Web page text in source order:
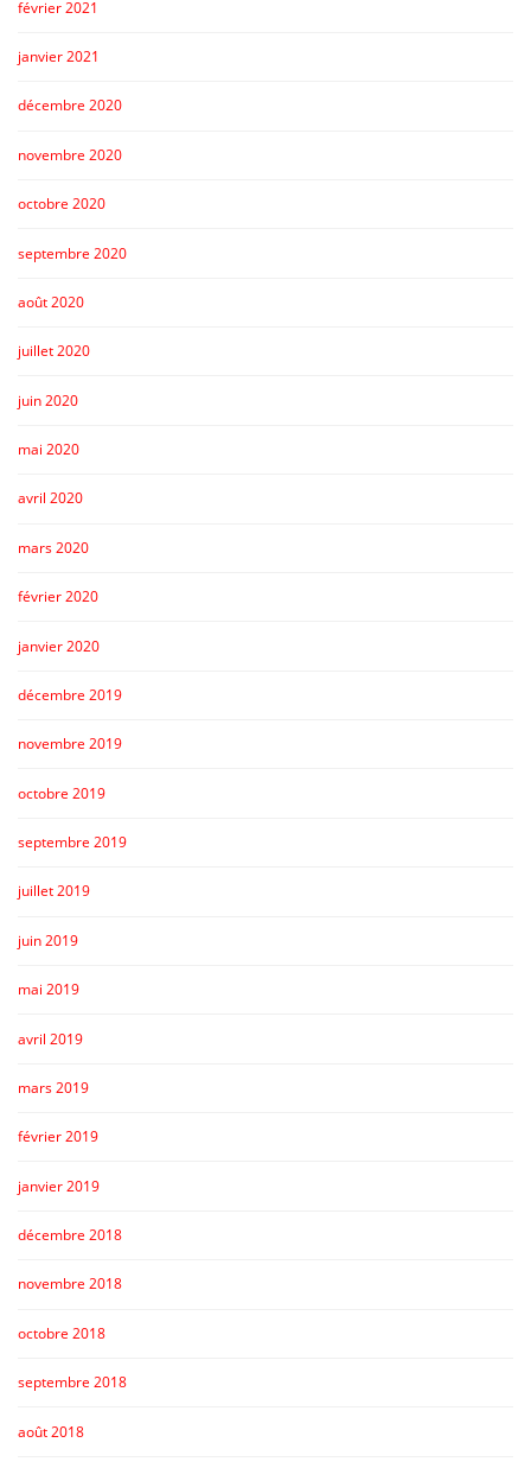
février 2021
janvier 2021
décembre 2020
novembre 2020
octobre 2020
septembre 2020
août 2020
juillet 2020
juin 2020
mai 2020
avril 2020
mars 2020
février 2020
janvier 2020
décembre 2019
novembre 2019
octobre 2019
septembre 2019
juillet 2019
juin 2019
mai 2019
avril 2019
mars 2019
février 2019
janvier 2019
décembre 2018
novembre 2018
octobre 2018
septembre 2018
août 2018